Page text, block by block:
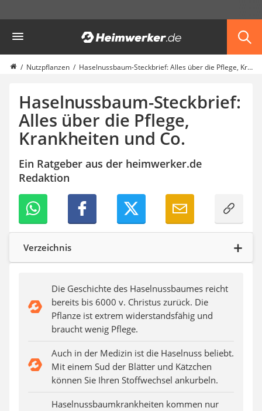
Garten
Akku-Laubsauger
Faltpavillon
Schlauchtrommel
Solar-Lichterkette außen
Teleskopleiter
Ameisengift
Pavillon
Sichtschutzstreifen
Akku-Laubbläser
Koifutter
Kassettenmarkise
Bosch-Heckenschere
Stihl-Laubbläser
Minidumper
Nutzpflanzen Haselnussbaum-Steckbrief: Alles über die Pflege, Krankheiten und Co.
Haselnussbaum-Steckbrief:
Alles über die Pflege,
Krankheiten und Co.
Ein Ratgeber aus der heimwerker.de
Redaktion
Verzeichnis
Die Geschichte des Haselnussbaumes reicht
bereits bis 6000 v. Christus zurück. Die
Pflanze ist extrem widerstandsfähig und
braucht wenig Pflege.
Auch in der Medizin ist die Haselnuss beliebt.
Mit einem Sud der Blätter und Kätzchen
können Sie Ihren Stoffwechsel ankurbeln.
Haselnussbaumkrankheiten kommen nur